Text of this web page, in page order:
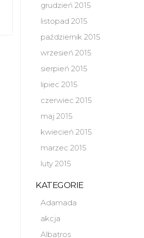
grudzień 2015
listopad 2015
październik 2015
wrzesień 2015
sierpień 2015
lipiec 2015
czerwiec 2015
maj 2015
kwiecień 2015
marzec 2015
luty 2015
KATEGORIE
Adamada
akcja
Albatros